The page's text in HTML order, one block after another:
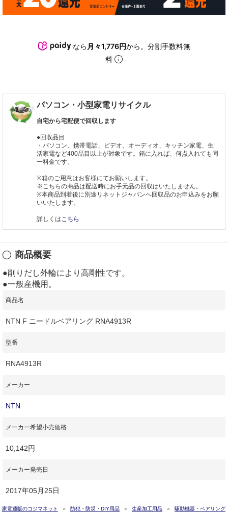
なら 月々1,776円から。分割手数料無
料
パソコン・小型家電リサイクル
自宅から宅配便で回収します
●回収品目
・パソコン、携帯電話、ビデオ、オーディオ、キッチン家電、生
活家電など400品目以上が対象です。箱に入れば、何点入れても同
一料金です。
※箱のご用意はお客様にてお願いします。
※こちらの商品は配送時にお手元品の回収はいたしません。
※本商品到着後に別途リネットジャパンへ回収品のお申込みをお願
いいたします。
詳しくはこちら
商品概要
●削りだし外輪により高剛性です。
●一般産機用。
商品名
NTN F ニードルベアリング RNA4913R
型番
RNA4913R
メーカー
NTN
メーカー希望小売価格
10,142円
メーカー発売日
2017年05月25日
家電通販のコジマネット 防犯・防災・DIY用品 生産加工用品
駆動機器・ベアリング